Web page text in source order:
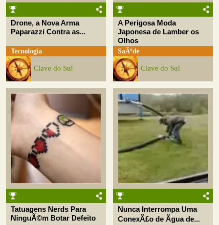
Drone, a Nova Arma
Paparazzi Contra as...
Tecnologia
Clave do Sul
A Perigosa Moda
Japonesa de Lamber os
Olhos
SaÃºde
Clave do Sul
Tatuagens Nerds Para
NinguÃ©m Botar Defeito
Nunca Interrompa Uma
ConexÃ£o de Ãgua de...